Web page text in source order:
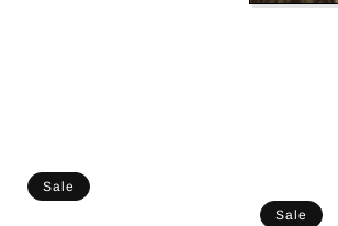
Sale
Sale